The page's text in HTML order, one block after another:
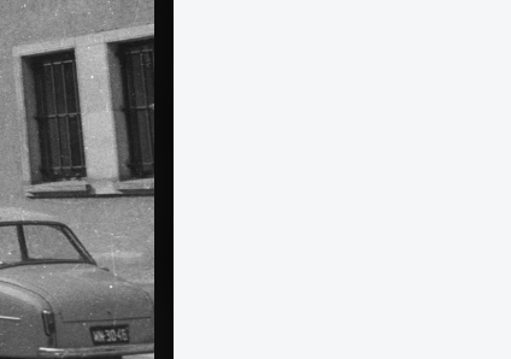
1965 · Varsó
városfal az ulica Nowomiejska felől nézve, szemben a lőportorony.